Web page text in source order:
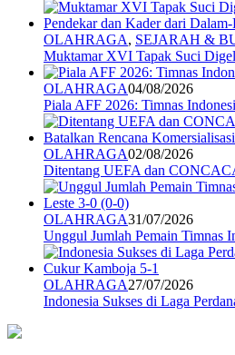
OLAHRAGA, SEJARAH &
Muktamar XVI Tapak Suci
OLAHRAGA04/08/2026
Piala AFF 2026: Timnas
OLAHRAGA02/08/2026
Ditentang UEFA dan
OLAHRAGA31/07/2026
Unggul Jumlah Pemain Timnas
OLAHRAGA27/07/2026
Indonesia Sukses di Laga